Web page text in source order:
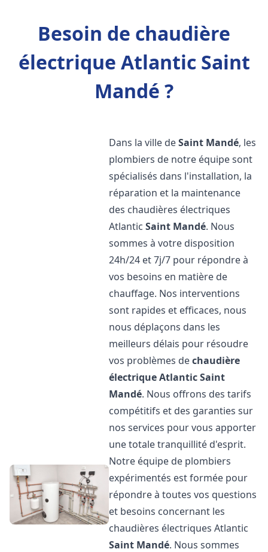
Besoin de chaudière
électrique Atlantic Saint
Mandé ?
Dans la ville deSaint Mandé, les
plombiers de notre équipe sont
spécialisés dans l'installation, la
réparation et la maintenance
des chaudières électriques
AtlanticSaint Mandé. Nous
sommes à votre disposition
24h/24 et 7j/7 pour répondre à
vos besoins en matière de
chauffage. Nos interventions
sont rapides et efficaces, nous
nous déplaçons dans les
meilleurs délais pour résoudre
vos problèmes dechaudière
électrique AtlanticSaint
Mandé. Nous offrons des tarifs
compétitifs et des garanties sur
nos services pour vous apporter
une totale tranquillité d'esprit.
Notre équipe de plombiers
expérimentés est formée pour
répondre à toutes vos questions
et besoins concernant les
chaudières électriques Atlantic
Saint Mandé. Nous sommes